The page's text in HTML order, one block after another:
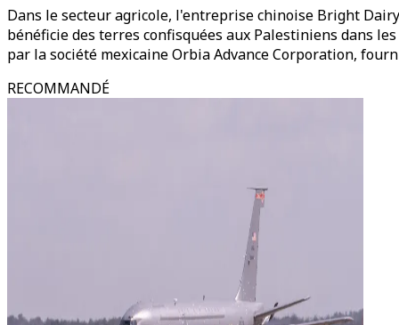
Dans le secteur agricole, l'entreprise chinoise Bright
bénéficie des terres confisquées aux Palestiniens dans
par la société mexicaine Orbia Advance Corporation,
RECOMMANDÉ